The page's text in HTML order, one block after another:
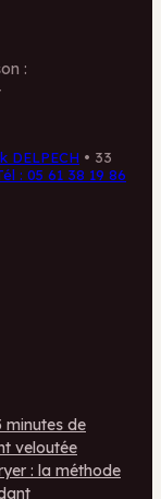
:
DELPECH • 33
: 05 61 38 19 86
minutes de
veloutée
: la méthode